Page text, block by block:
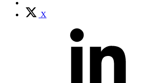
X